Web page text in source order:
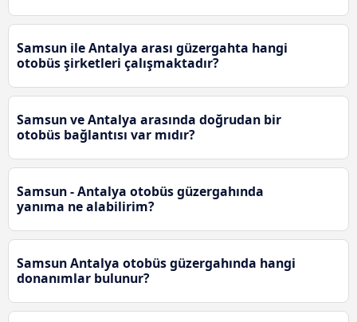
Samsun ile Antalya arası güzergahta hangi
otobüs şirketleri çalışmaktadır?
Samsun ve Antalya arasında doğrudan bir
otobüs bağlantısı var mıdır?
Samsun - Antalya otobüs güzergahında
yanıma ne alabilirim?
Samsun Antalya otobüs güzergahında hangi
donanımlar bulunur?